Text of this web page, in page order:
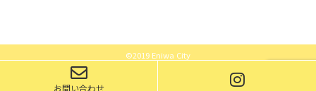
©2019 Eniwa City
お問い合わせ